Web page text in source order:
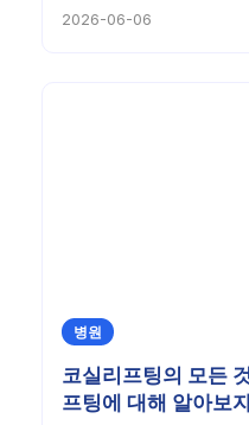
2026-06-06
병원
코실리프팅의 모든
프팅에 대해 알아보